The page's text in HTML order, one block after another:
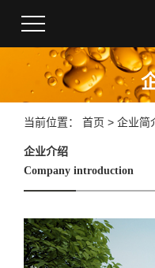
当前位置： 首页 > 企业简
企业介绍
Company introduction